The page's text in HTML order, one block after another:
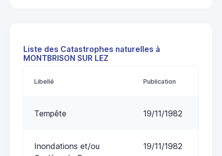
Liste des Catastrophes naturelles à
MONTBRISON SUR LEZ
Libellé Publication
Tempête 19/11/1982
Inondations et/ou
19/11/1982